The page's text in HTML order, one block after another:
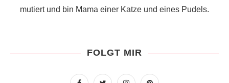
mutiert und bin Mama einer Katze und eines Pudels.
FOLGT MIR